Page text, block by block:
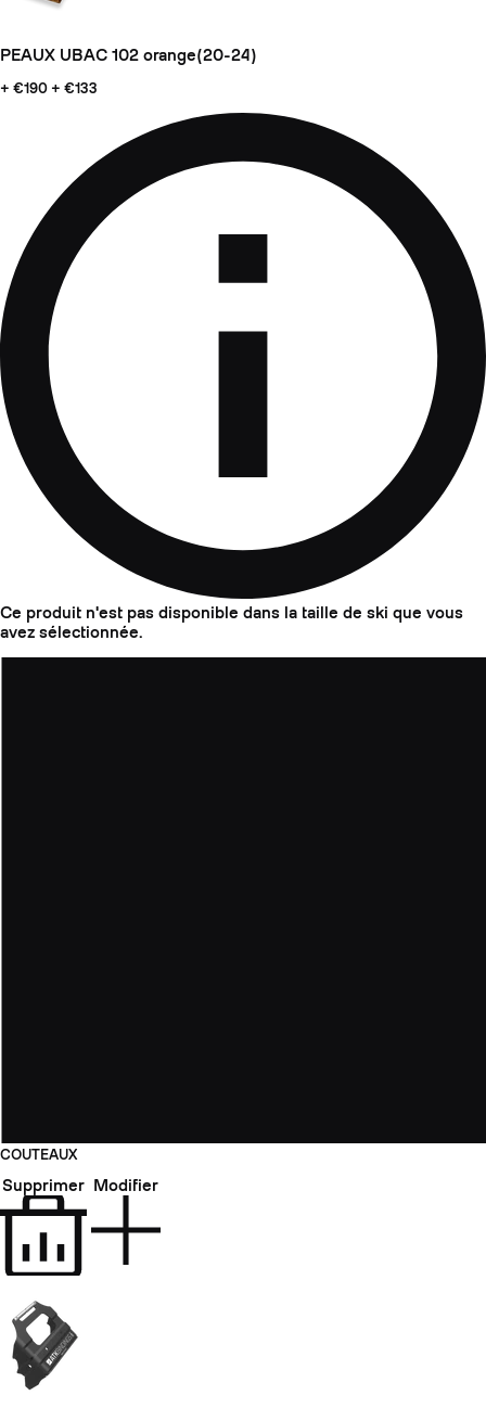
PEAUX UBAC 102 orange(20-24)
+ €190 + €133
Ce produit n'est pas disponible dans la taille de ski que vous
avez sélectionnée.
COUTEAUX
Supprimer Modifier